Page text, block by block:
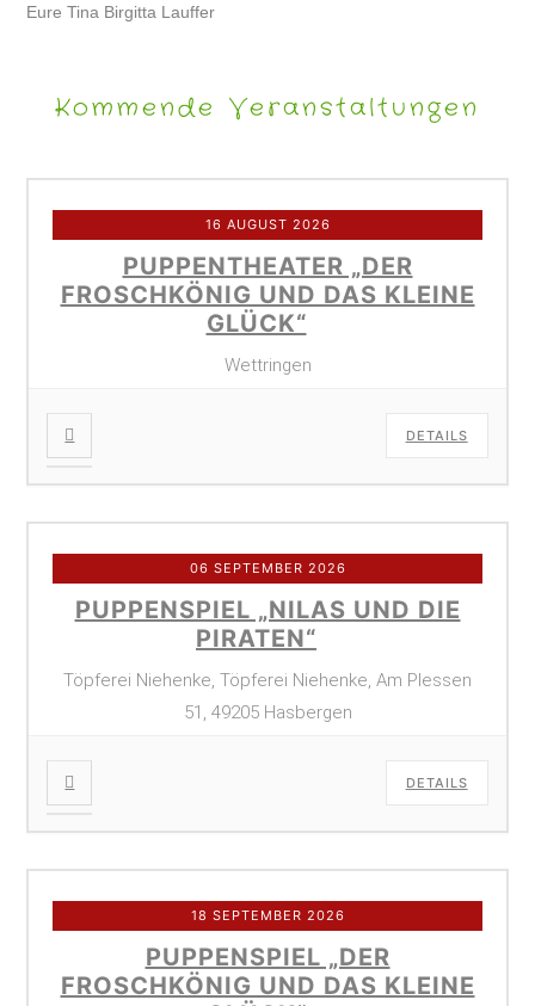
Eure Tina Birgitta Lauffer
Kommende Veranstaltungen
16 AUGUST 2026
PUPPENTHEATER „DER
FROSCHKÖNIG UND DAS KLEINE
GLÜCK“
Wettringen
DETAILS
06 SEPTEMBER 2026
PUPPENSPIEL „NILAS UND DIE
PIRATEN“
Töpferei Niehenke, Töpferei Niehenke, Am Plessen
51, 49205 Hasbergen
DETAILS
18 SEPTEMBER 2026
PUPPENSPIEL „DER
FROSCHKÖNIG UND DAS KLEINE